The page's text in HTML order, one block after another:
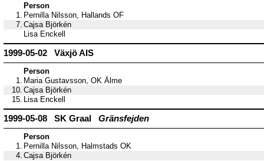
Person
1. Pernilla Nilsson, Hallands OF
7. Cajsa Björkén
Lisa Enckell
1999-05-02 Växjö AIS
Person
1. Maria Gustavsson, OK Älme
10. Cajsa Björkén
15. Lisa Enckell
1999-05-08 SK Graal Gränsfejden
Person
1. Pernilla Nilsson, Halmstads OK
4. Cajsa Björkén